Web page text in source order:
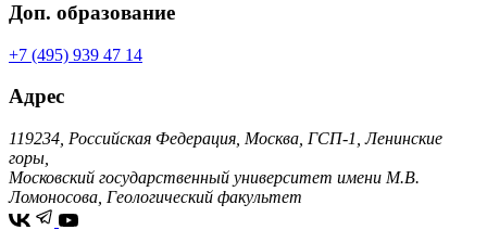
Доп. образование
+7 (495) 939 47 14
Адрес
119234, Российская Федерация, Москва, ГСП-1, Ленинские
горы,
Московский государственный университет имени М.В.
Ломоносова, Геологический факультет